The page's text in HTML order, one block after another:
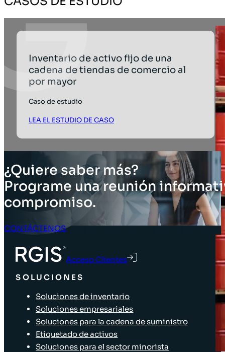
Inventario de activo fijo de una
cadena de tiendas de comercio al
por mayor
Caso de estudio
LEA EL ESTUDIO DE CASO
¿Quiere saber más?
Programe una reunión
compromiso.
CONTÁCTENOS
Acceso Clientes
SOLUCIONES
Soluciones de inventario
Soluciones empresariales
Soluciones para la cadena de suministro
Etiquetado de activos
Soluciones para el sector minorista